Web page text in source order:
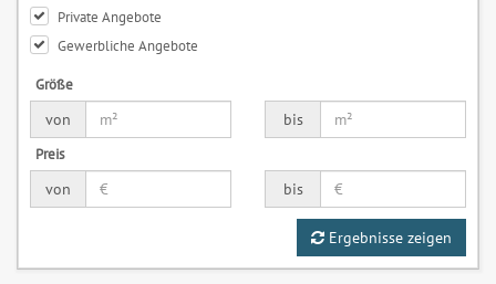
Private Angebote
Gewerbliche Angebote
Größe
von
bis
Preis
von
bis
Ergebnisse zeigen